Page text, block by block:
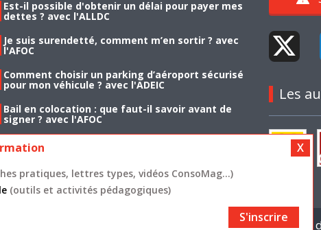
Est-il possible d'obtenir un délai pour payer mes
dettes ? avec l'ALLDC
Je suis surendetté, comment m’en sortir ? avec
l'AFOC
Comment choisir un parking d’aéroport sécurisé
pour mon véhicule ? avec l'ADEIC
Bail en colocation : que faut-il savoir avant de
signer ? avec l'AFOC
Les
Contact Plan
pratiques, lettres types, vidéos ConsoMag...)
(outils et activités pédagogiques)
S'inscrire